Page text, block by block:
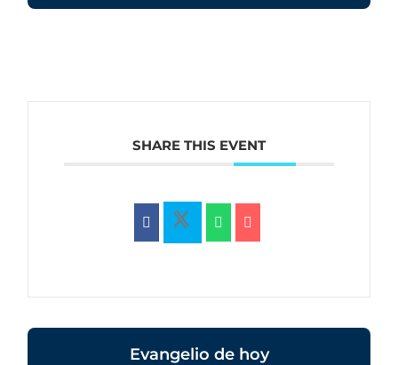
SHARE THIS EVENT
Evangelio de hoy